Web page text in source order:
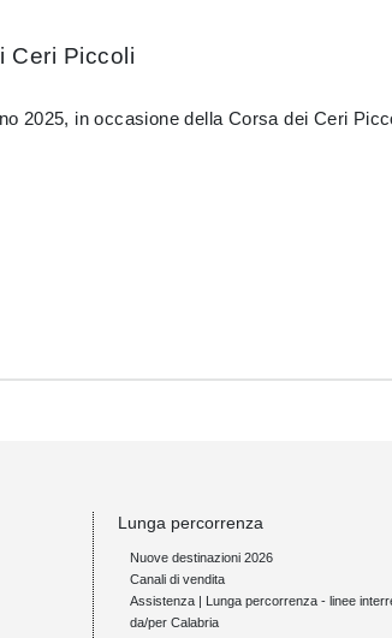
Ceri Piccoli
2025, in occasione della Corsa dei Ceri
Lunga percorrenza
Nuove destinazioni 2026
Canali di vendita
Assistenza | Lunga percorrenza - linee
da/per Calabria